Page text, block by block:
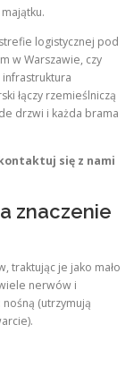
logistycznej pod
w Warszawie, czy
łączy rzemieślniczą
drzwi i każda brama
się z nami
znaczenie
traktując je jako mało
nerwów i
(utrzymują